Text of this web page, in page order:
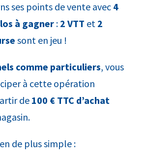
ses points de vente avec 4
à gagner: 2 VTT et 2
sont en jeu !
comme particuliers, vous
à cette opération
de100 € TTC d’achat
de plus simple :